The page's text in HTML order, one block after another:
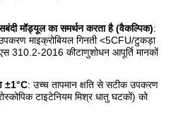
मॉड्यूल का समर्थन करता है (वैकल्पिक):
माइक्रोबियल गिनती <5CFU/टुकड़ा
310.2-2016 कीटाणुशोधन आपूर्ति मानकों
±1°C: उच्च तापमान क्षति से सटीक उपकरण
टाइटेनियम मिश्र धातु घटकों) को